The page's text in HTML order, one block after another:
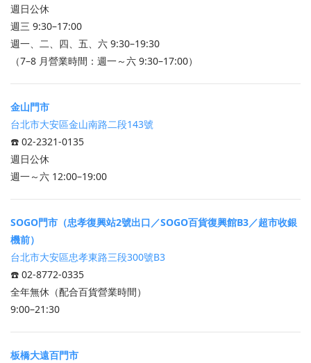
週日公休
週三 9:30–17:00
週一、二、四、五、六 9:30–19:30
（7–8 月營業時間：週一～六 9:30–17:00）
金山門市
台北市大安區金山南路二段143號
☎️ 02-2321-0135
週日公休
週一～六 12:00–19:00
SOGO門市（忠孝復興站2號出口／SOGO百貨復興館B3／超市收銀
機前）
台北市大安區忠孝東路三段300號B3
☎️ 02-8772-0335
全年無休（配合百貨營業時間）
9:00–21:30
板橋大遠百門市